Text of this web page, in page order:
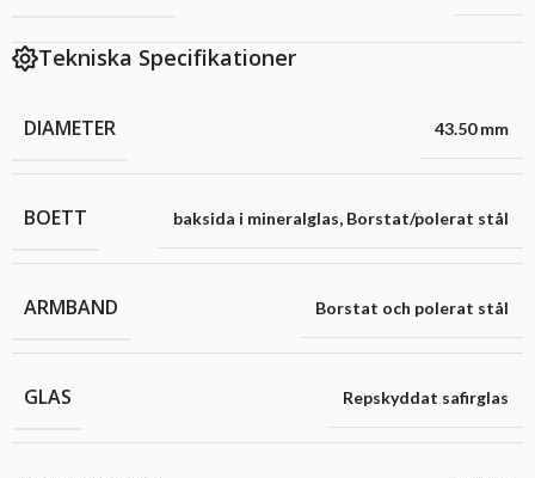
Tekniska Specifikationer
DIAMETER 43.50 mm
BOETT baksida i mineralglas, Borstat/polerat stål
ARMBAND Borstat och polerat stål
GLAS Repskyddat safirglas